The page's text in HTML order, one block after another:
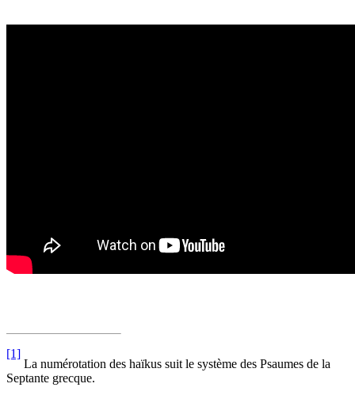
[1]
La numérotation des haïkus suit le système des Psaumes de la
Septante grecque.